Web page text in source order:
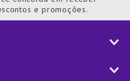
e promoções.